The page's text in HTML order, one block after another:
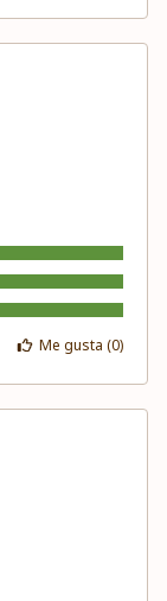
Me gusta (0)